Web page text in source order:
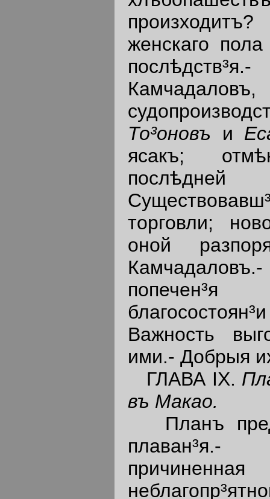
женскаго
То³оновъ и
ясакъ;
торговли;
оной
Важность
ими.- Добрыя
ГЛАВА IX.
въ Макао.
Планъ
плаван³я.-